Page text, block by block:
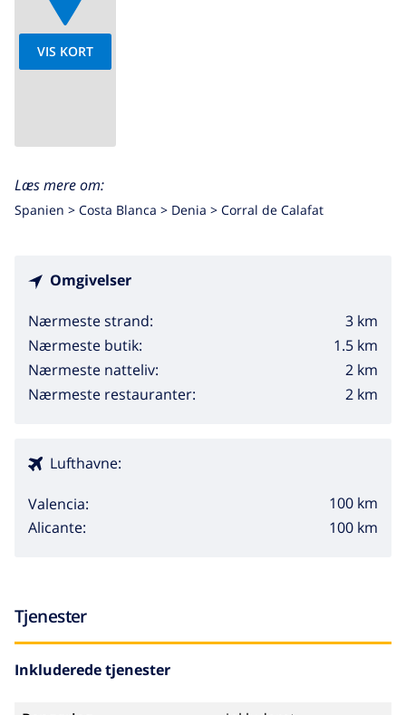
VIS KORT
Læs mere om:
Spanien > Costa Blanca > Denia > Corral de Calafat
Omgivelser
Nærmeste strand:
3 km
Nærmeste butik:
1.5 km
Nærmeste natteliv:
2 km
Nærmeste restauranter:
2 km
Lufthavne:
Valencia:
100 km
Alicante:
100 km
Tjenester
Inkluderede tjenester